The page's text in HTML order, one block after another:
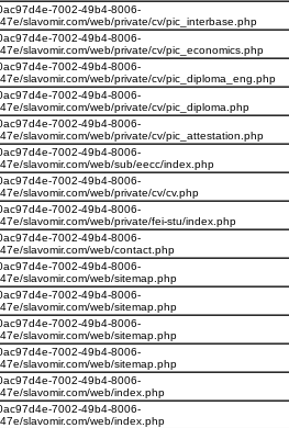
7002-49b4-8006-
slavomir.com/web/private/cv/pic_interbase.php
7002-49b4-8006-
slavomir.com/web/private/cv/pic_economics.php
7002-49b4-8006-
slavomir.com/web/private/cv/pic_diploma_eng.php
7002-49b4-8006-
slavomir.com/web/private/cv/pic_diploma.php
7002-49b4-8006-
slavomir.com/web/private/cv/pic_attestation.php
7002-49b4-8006-
slavomir.com/web/sub/eecc/index.php
7002-49b4-8006-
slavomir.com/web/private/cv/cv.php
7002-49b4-8006-
slavomir.com/web/private/fei-stu/index.php
7002-49b4-8006-
slavomir.com/web/contact.php
7002-49b4-8006-
slavomir.com/web/sitemap.php
7002-49b4-8006-
slavomir.com/web/sitemap.php
7002-49b4-8006-
slavomir.com/web/sitemap.php
7002-49b4-8006-
slavomir.com/web/sitemap.php
7002-49b4-8006-
slavomir.com/web/index.php
7002-49b4-8006-
slavomir.com/web/index.php